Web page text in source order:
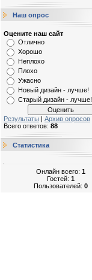
Наш опрос
Оцените наш сайт
Отлично
Хорошо
Неплохо
Плохо
Ужасно
Новый дизайн - лучше!
Старый дизайн - лучше!
Результаты | Архив опросов
Всего ответов: 88
Статистика
Онлайн всего: 1
Гостей: 1
Пользователей: 0